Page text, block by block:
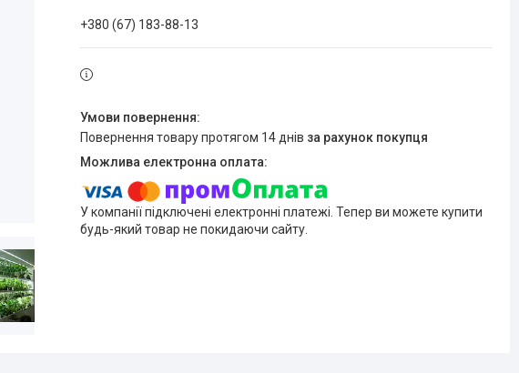
+380 (67) 183-88-13
повернення товару протягом 14 днів за рахунок покупця
У компанії підключені електронні платежі. Тепер ви можете купити
будь-який товар не покидаючи сайту.